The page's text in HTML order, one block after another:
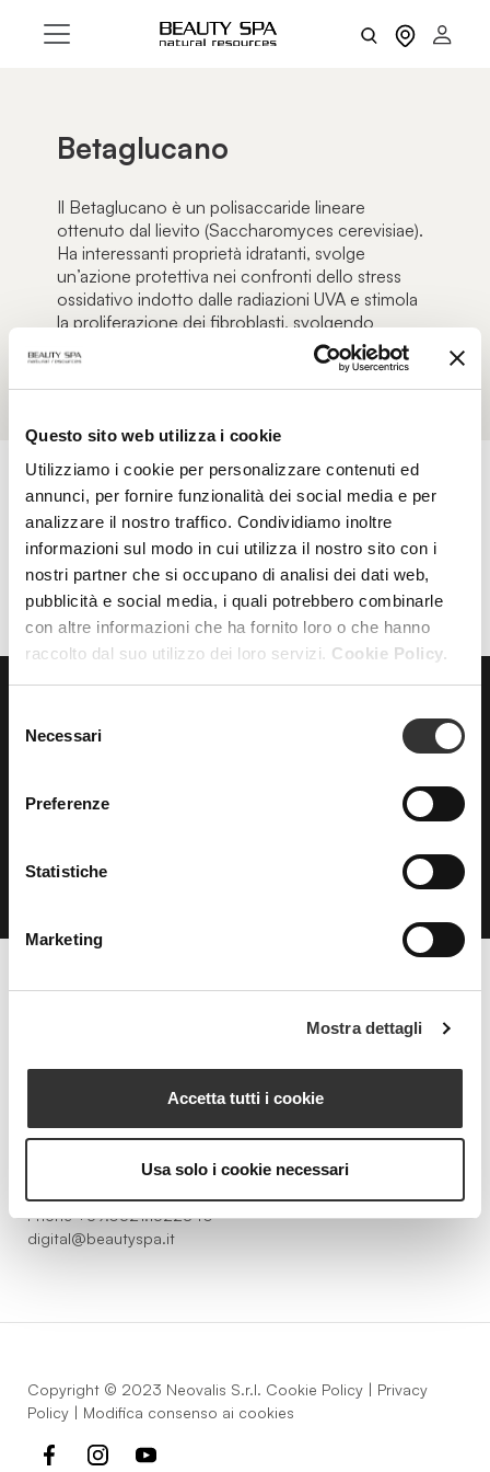
Questo sito web utilizza i cookie
Utilizziamo i cookie per personalizzare contenuti ed
annunci, per fornire funzionalità dei social media e per
analizzare il nostro traffico. Condividiamo inoltre
informazioni sul modo in cui utilizza il nostro sito con i
nostri partner che si occupano di analisi dei dati web,
pubblicità e social media, i quali potrebbero combinarle
con altre informazioni che ha fornito loro o che hanno
raccolto dal suo utilizzo dei loro servizi. Cookie Policy.
delNecessari
Preferenze
Statistiche
Marketing
Mostra dettagli
Accetta tutti i cookie
Usa solo i cookie necessari
Betaglucano
Il Betaglucano è un polisaccaride lineare
ottenuto dal lievito (Saccharomyces cerevisiae).
Ha interessanti proprietà idratanti, svolge
un’azione protettiva nei confronti dello stress
ossidativo indotto dalle radiazioni UVA e stimola
la proliferazione dei fibroblasti, svolgendo
FILTRI AZZERA FILTRI
ISCRIVITI
Strada della Pace, 29, Mezzani
43058 Sorbolo Mezzani
Phone+39.0521.1522840
digital@beautyspa.it
Copyright © 2023 Neovalis S.r.l. Cookie Policy | Privacy
Policy | Modifica consenso ai cookies
facebookinstagramyoutube